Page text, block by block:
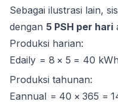
Sebagai ilustrasi lain,
dengan 5 PSH per hari
Produksi harian:
Edaily = 8 × 5 = 40
Produksi tahunan:
Eannual = 40 × 365 =